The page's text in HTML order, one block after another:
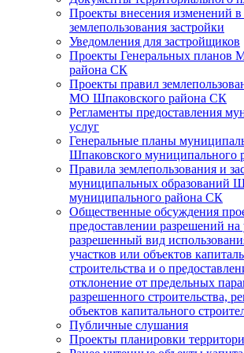
Проекты внесения изменений в
землепользования застройки
Уведомления для застройщиков
Проекты Генеральных планов
района СК
Проекты правил
МО Шпаковского района СК
Регламенты предоставления
услуг
Генеральные планы
Шпаковского муниципального
Правила землепользования и
муниципальных образований
муниципального района СК
Общественные обсуждения
предоставлении разрешений на
разрешенный вид
участков или объектов
строительства и о
отклонение от предельных
разрешенного строительства,
объектов капитального
Публичные слушания
Проекты планировки